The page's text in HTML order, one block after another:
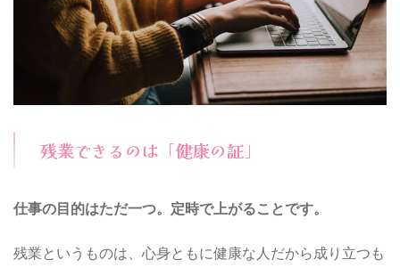
残業できるのは「健康の証」
仕事の目的はただ一つ。定時で上がることです。
残業というものは、心身ともに健康な人だから成り立つも